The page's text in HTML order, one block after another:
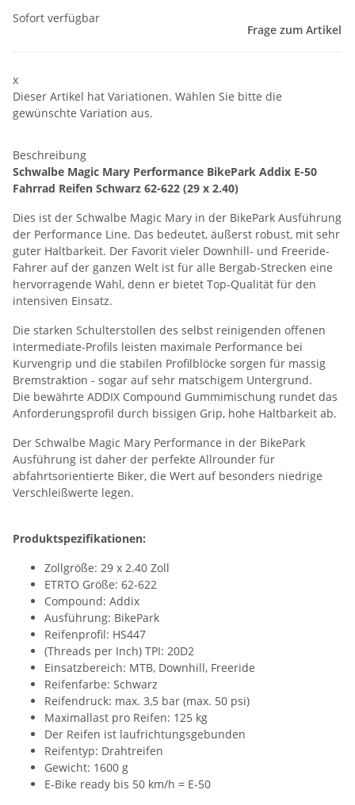
Sofort verfügbar
Frage zum Artikel
x
Dieser Artikel hat Variationen. Wählen Sie bitte die
gewünschte Variation aus.
Beschreibung
Schwalbe Magic Mary Performance BikePark Addix E-50
Fahrrad Reifen Schwarz 62-622 (29 x 2.40)
Dies ist der Schwalbe Magic Mary in der BikePark Ausführung
der Performance Line. Das bedeutet, äußerst robust, mit sehr
guter Haltbarkeit. Der Favorit vieler Downhill- und Freeride-
Fahrer auf der ganzen Welt ist für alle Bergab-Strecken eine
hervorragende Wahl, denn er bietet Top-Qualität für den
intensiven Einsatz.
Die starken Schulterstollen des selbst reinigenden offenen
Intermediate-Profils leisten maximale Performance bei
Kurvengrip und die stabilen Profilblöcke sorgen für massig
Bremstraktion - sogar auf sehr matschigem Untergrund.
Die bewährte ADDIX Compound Gummimischung rundet das
Anforderungsprofil durch bissigen Grip, hohe Haltbarkeit ab.
Der Schwalbe Magic Mary Performance in der BikePark
Ausführung ist daher der perfekte Allrounder für
abfahrtsorientierte Biker, die Wert auf besonders niedrige
Verschleißwerte legen.
Produktspezifikationen:
Zollgröße: 29 x 2.40 Zoll
ETRTO Größe: 62-622
Compound: Addix
Ausführung: BikePark
Reifenprofil: HS447
(Threads per Inch) TPI: 20D2
Einsatzbereich: MTB, Downhill, Freeride
Reifenfarbe: Schwarz
Reifendruck: max. 3,5 bar (max. 50 psi)
Maximallast pro Reifen: 125 kg
Der Reifen ist laufrichtungsgebunden
Reifentyp: Drahtreifen
Gewicht: 1600 g
E-Bike ready bis 50 km/h = E-50